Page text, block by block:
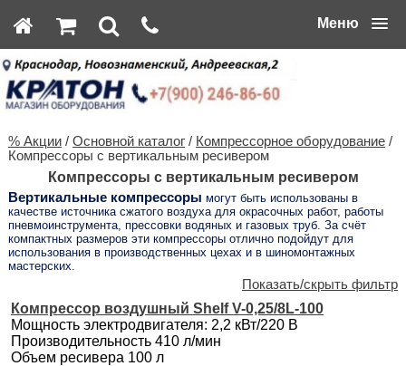
Меню
% Акции/ Основной каталог/ Компрессорное оборудование/
Компрессоры с вертикальным ресивером
Компрессоры с вертикальным ресивером
Вертикальные компрессоры могут быть использованы в
качестве источника сжатого воздуха для окрасочных работ, работы
пневмоинструмента, прессовки водяных и газовых труб. За счёт
компактных размеров эти компрессоры отлично подойдут для
использования в производственных цехах и в шиномонтажных
мастерских.
Показать/скрыть фильтр
Компрессор воздушный Shelf V-0,25/8L-100
Мощность электродвигателя: 2,2 кВт/220 В
Производительность 410 л/мин
Объем ресивера 100 л